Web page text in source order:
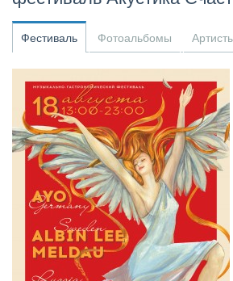
​Anthrax выпустили новый сингл и
Фестиваль Фотоальбомы